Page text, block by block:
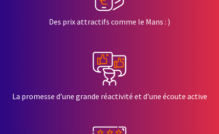
Des prix attractifs comme le Mans : )
La promesse d’une grande réactivité et d’une écoute active